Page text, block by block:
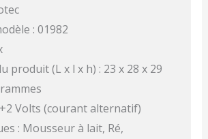
: 01982
produit (L x l x h) : 23 x 28 x 29
Volts (courant alternatif)
: Mousseur à lait, Ré,